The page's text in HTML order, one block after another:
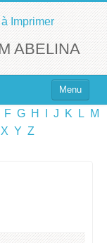
Imprimer
ABELINA
Menu
F G H J K L
M
X Y Z